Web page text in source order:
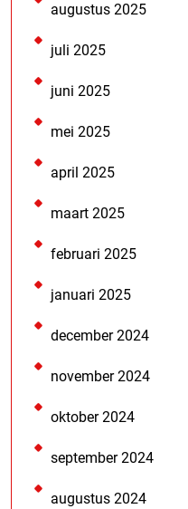
augustus 2025
juli 2025
juni 2025
mei 2025
april 2025
maart 2025
februari 2025
januari 2025
december 2024
november 2024
oktober 2024
september 2024
augustus 2024